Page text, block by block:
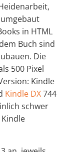
in HTML
Buch sind
Die
500 Pixel
Kindle
Kindle DX744
schwer